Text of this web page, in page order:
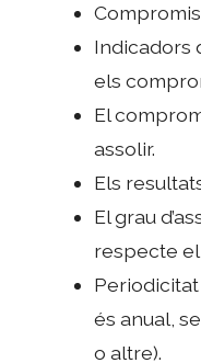
Indicadors
els
El
assolir.
Els
El grau
respecte
Periodicitat
és anual,
o altre).